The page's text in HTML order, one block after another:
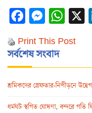
Print This Post
সর্বশেষ সংবাদ
শ্রমিকদের গ্রেফতার-নিপীড়নে
ধর্মঘট স্থগিত ঘোষণা, বন্দরে গতি